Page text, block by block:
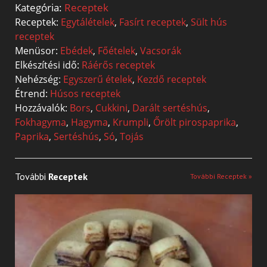
Kategória: Receptek
Receptek: Egytálételek, Fasírt receptek, Sült hús
receptek
Menüsor: Ebédek, Főételek, Vacsorák
Elkészítési idő: Ráérős receptek
Nehézség: Egyszerű ételek, Kezdő receptek
Étrend: Húsos receptek
Hozzávalók: Bors, Cukkini, Darált sertéshús,
Fokhagyma, Hagyma, Krumpli, Őrölt pirospaprika,
Paprika, Sertéshús, Só, Tojás
További Receptek További Receptek »